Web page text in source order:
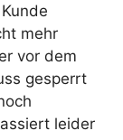
mehr
vor dem
gesperrt
leider